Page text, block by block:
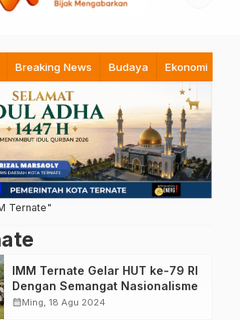
Breaking News Budaya Ekonomi
Ternate"
IMM Ternate Gelar HUT ke-79 RI
Dengan Semangat Nasionalisme
calendar_monthMing, 18 Agu 2024